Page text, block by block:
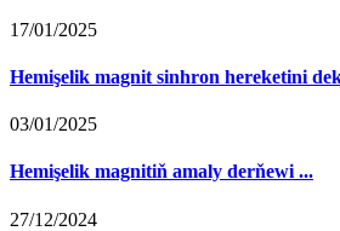
17/01/2025
Hemişelik magnit sinhron hereketini
03/01/2025
Hemişelik magnitiň amaly derňewi ...
27/12/2024